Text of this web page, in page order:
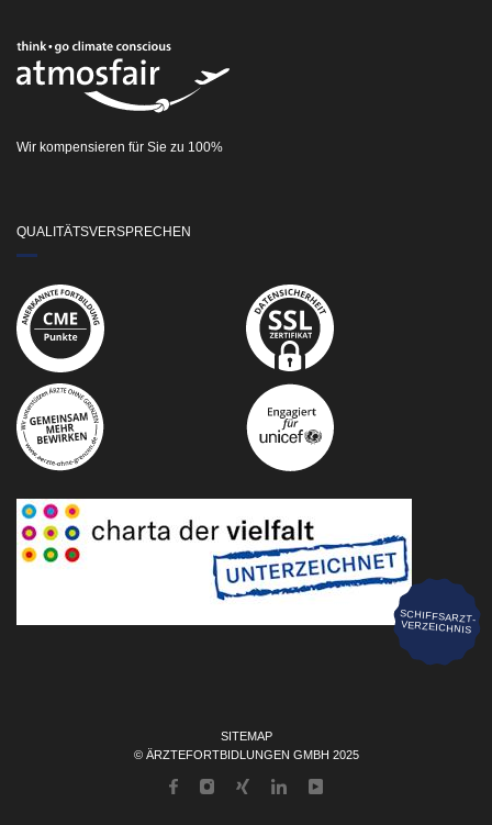
SCHIFFSARZT-
VERZEICHNIS
Wir kompensieren für Sie zu 100%
QUALITÄTSVERSPRECHEN
SITEMAP
© ÄRZTEFORTBIDLUNGEN GMBH 2025